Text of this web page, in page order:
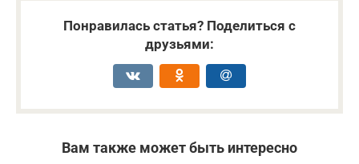
Понравилась статья? Поделиться с
друзьями:
Вам также может быть интересно